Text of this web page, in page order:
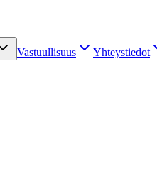
Vastuullisuus Yhteystiedot